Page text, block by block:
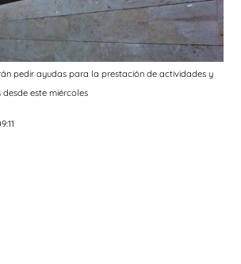
pedir ayudas para la prestación de actividades y
este miércoles